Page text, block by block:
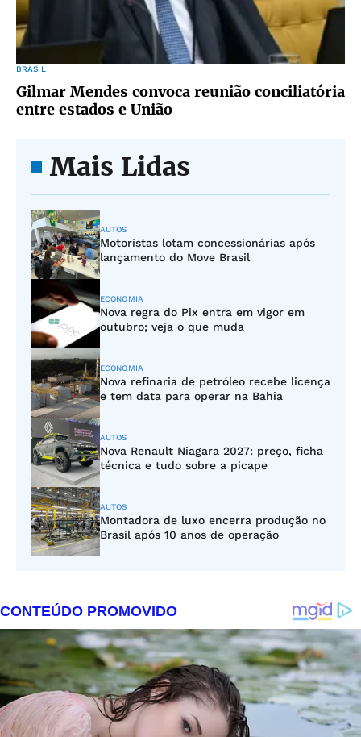
BRASIL
Gilmar Mendes convoca reunião conciliatória
entre estados e União
Mais Lidas
AUTOS
Motoristas lotam concessionárias após
lançamento do Move Brasil
ECONOMIA
Nova regra do Pix entra em vigor em
outubro; veja o que muda
ECONOMIA
Nova refinaria de petróleo recebe licença
e tem data para operar na Bahia
AUTOS
Nova Renault Niagara 2027: preço, ficha
técnica e tudo sobre a picape
AUTOS
Montadora de luxo encerra produção no
Brasil após 10 anos de operação